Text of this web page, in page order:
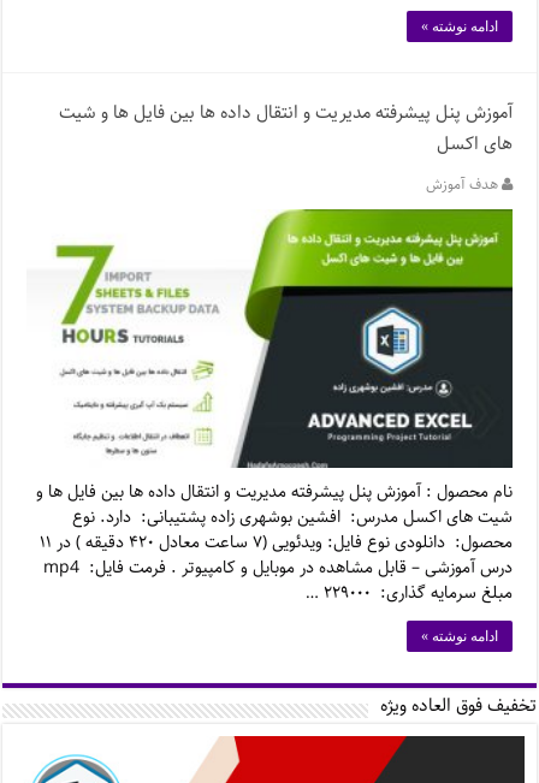
ادامه نوشته »
آموزش پنل پیشرفته مدیریت و انتقال داده ها بین فایل ها و شیت
های اکسل
هدف آموزش
نام محصول : آموزش پنل پیشرفته مدیریت و انتقال داده ها بین فایل ها و
شیت های اکسل مدرس: افشین بوشهری زاده پشتیبانی: دارد. نوع
محصول: دانلودی نوع فایل: ویدئویی (۷ ساعت معادل ۴۲۰ دقیقه ) در ۱۱
درس آموزشی – قابل مشاهده در موبایل و کامپیوتر . فرمت فایل: mp4
مبلغ سرمایه گذاری: ۲۲۹۰۰۰ …
ادامه نوشته »
تخفیف فوق العاده ویژه